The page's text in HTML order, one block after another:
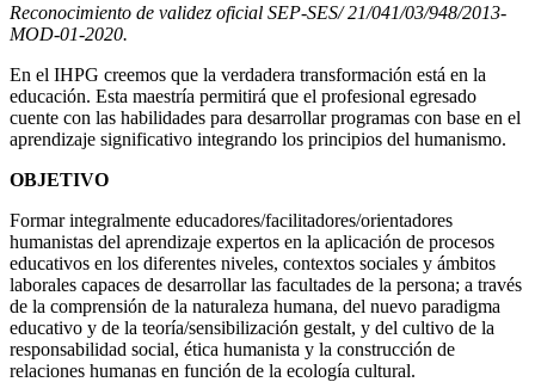
Reconocimiento de validez oficial SEP-SES/ 21/041/03/948/2013-
MOD-01-2020.
En el IHPG creemos que la verdadera transformación está en la
educación. Esta maestría permitirá que el profesional egresado
cuente con las habilidades para desarrollar programas con base en el
aprendizaje significativo integrando los principios del humanismo.
OBJETIVO
Formar integralmente educadores/facilitadores/orientadores
humanistas del aprendizaje expertos en la aplicación de procesos
educativos en los diferentes niveles, contextos sociales y ámbitos
laborales capaces de desarrollar las facultades de la persona; a través
de la comprensión de la naturaleza humana, del nuevo paradigma
educativo y de la teoría/sensibilización gestalt, y del cultivo de la
responsabilidad social, ética humanista y la construcción de
relaciones humanas en función de la ecología cultural.